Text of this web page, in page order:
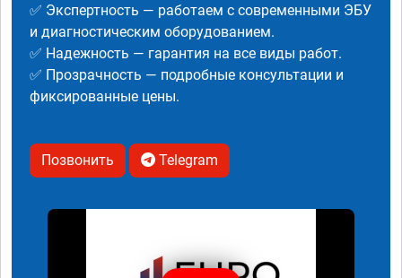
✅ Экспертность — работаем с современными ЭБУ
и диагностическим оборудованием.
✅ Надежность — гарантия на все виды работ.
✅ Прозрачность — подробные консультации и
фиксированные цены.
Позвонить Telegram